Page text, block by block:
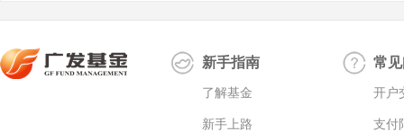
新手指南
了解基金
新手上路
常
开户
支付